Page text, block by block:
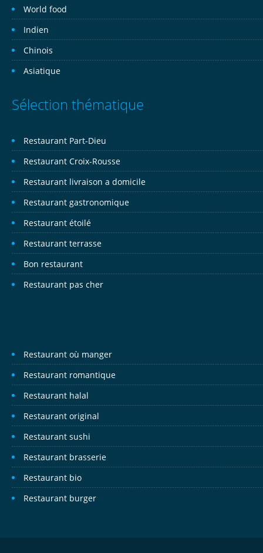
World food
Indien
Chinois
Asiatique
Sélection thématique
Restaurant Part-Dieu
Restaurant Croix-Rousse
Restaurant livraison a domicile
Restaurant gastronomique
Restaurant étoilé
Restaurant terrasse
Bon restaurant
Restaurant pas cher
Restaurant où manger
Restaurant romantique
Restaurant halal
Restaurant original
Restaurant sushi
Restaurant brasserie
Restaurant bio
Restaurant burger